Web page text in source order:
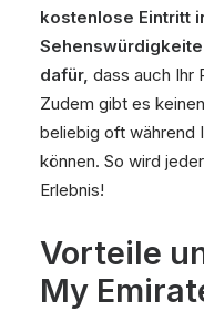
kostenlose Eintritt
dafür, dass auch Ihr
Zudem gibt es
beliebig oft während
können. So wird
Erlebnis!
Vorteile
My